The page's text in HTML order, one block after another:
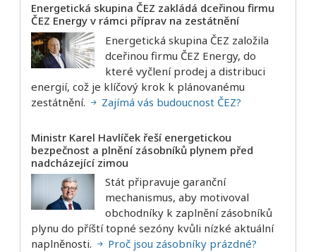
Energetická skupina ČEZ zakládá dceřinou firmu
ČEZ Energy v rámci příprav na zestátnění
Energetická skupina ČEZ založila
dceřinou firmu ČEZ Energy, do
které vyčlení prodej a distribuci
energií, což je klíčový krok k plánovanému
zestátnění.
Zajímá vás budoucnost ČEZ?
Ministr Karel Havlíček řeší energetickou
bezpečnost a plnění zásobníků plynem před
nadcházející zimou
Stát připravuje garanční
mechanismus, aby motivoval
obchodníky k zaplnění zásobníků
plynu do příští topné sezóny kvůli nízké aktuální
naplněnosti.
Proč jsou zásobníky prázdné?